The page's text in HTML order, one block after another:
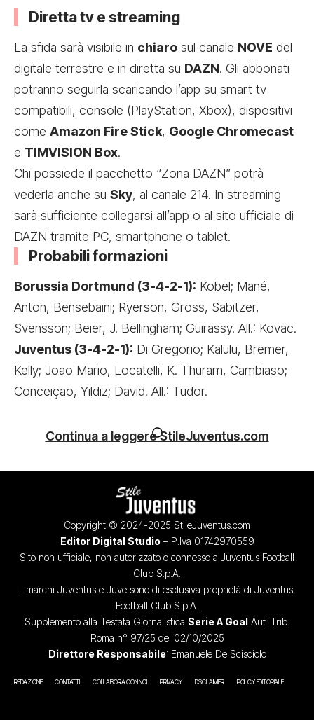
Diretta tv e streaming
La sfida sarà visibile in chiaro sul canale NOVE del
digitale terrestre e in diretta su DAZN. Gli abbonati
potranno seguirla scaricando l’app su smart tv
compatibili, console (PlayStation, Xbox), dispositivi
come Amazon Fire Stick, Google Chromecast
e TIMVISION Box.
Chi possiede il pacchetto “Zona DAZN” potrà
vederla anche su Sky, al canale 214. In streaming
sarà sufficiente collegarsi all’app o al sito ufficiale di
DAZN tramite PC, smartphone o tablet.
Probabili formazioni
Borussia Dortmund (3-4-2-1): Kobel; Mané,
Anton, Bensebaini; Ryerson, Gross, Sabitzer,
Svensson; Beier, J. Bellingham; Guirassy. All.: Kovac.
Juventus (3-4-2-1): Di Gregorio; Kalulu, Bremer,
Kelly; Joao Mario, Locatelli, K. Thuram, Cambiaso;
Conceiçao, Yildiz; David. All.: Tudor.
Continua a leggere StileJuventus.com
Copyright © 2024-2025 StileJuventus.com
Editor Digital Studio – P.Iva 01742970559
Sito non ufficiale, non autorizzato o connesso a Juventus Football
Club S.p.A.
I marchi Juventus e Juve sono di esclusiva proprietà di Juventus
Football Club S.p.A.
Supplemento alla Testata Giornalistica Serie A Goal Aut. Trib.
Roma n° 97/25 del 02/10/2025
Direttore Responsabile: Emanuele De Scisciolo
REDAZIONE CONTATTI COLLABORA CON NOI PRIVACY DISCLAIMER POLICY EDITORIALE